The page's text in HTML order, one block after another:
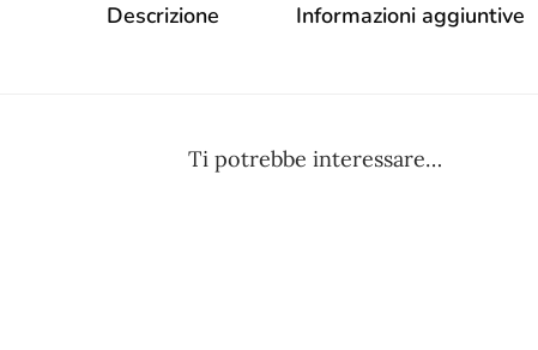
Descrizione Informazioni aggiuntive
Ti potrebbe interessare…